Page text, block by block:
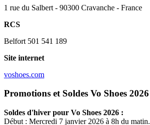
1 rue du Salbert - 90300 Cravanche - France
RCS
Belfort 501 541 189
Site internet
voshoes.com
Promotions et Soldes Vo Shoes 2026
Soldes d'hiver pour Vo Shoes 2026 :
Début : Mercredi 7 janvier 2026 à 8h du matin.